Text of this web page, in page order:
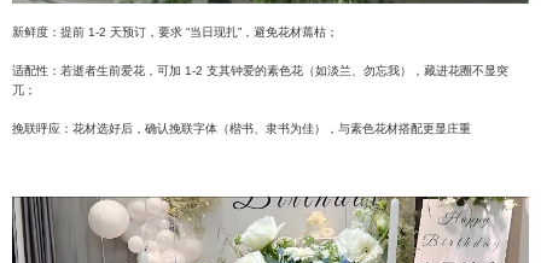
新鲜度：提前 1-2 天预订，要求 “当日现扎”，避免花材蔫枯；
适配性：若逝者生前爱花，可加 1-2 支其钟爱的素色花（如淡兰、勿忘我），藏进花圈不显突
兀；
挽联呼应：花材选好后，确认挽联字体（楷书、隶书为佳），与素色花材搭配更显庄重